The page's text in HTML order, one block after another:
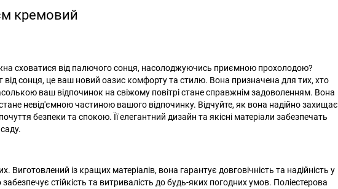
кремовий
сховатися від палючого сонця, насолоджуючись приємною прохолодою?
від сонця, це ваш новий оазис комфорту та стилю. Вона призначена для тих, хто
ваш відпочинок на свіжому повітрі стане справжнім задоволенням. Вона
невід'ємною частиною вашого відпочинку. Відчуйте, як вона надійно захищає
безпеки та спокою. Її елегантний дизайн та якісні матеріали забезпечать
Виготовлений із кращих матеріалів, вона гарантує довговічність та надійність у
стійкість та витривалість до будь-яких погодних умов. Поліестерова